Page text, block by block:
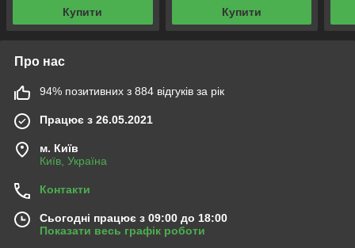
Купити Купити
Про нас
94% позитивних з 884 відгуків за рік
Працює з 26.05.2021
м. Київ
Київ, Україна
Контакти
Сьогодні працює з 09:00 до 18:00
Показати весь графік роботи